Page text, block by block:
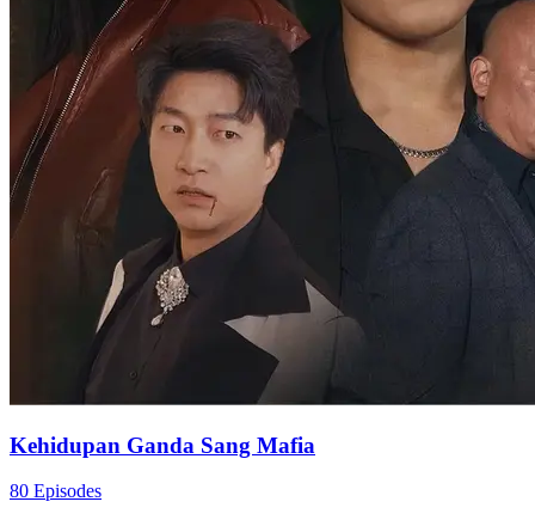
Kehidupan Ganda Sang Mafia
80 Episodes